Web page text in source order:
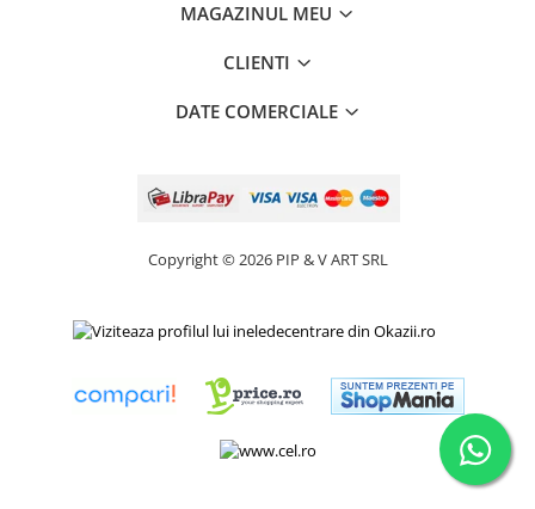
MAGAZINUL MEU
CLIENTI
DATE COMERCIALE
Copyright © 2026 PIP & V ART SRL